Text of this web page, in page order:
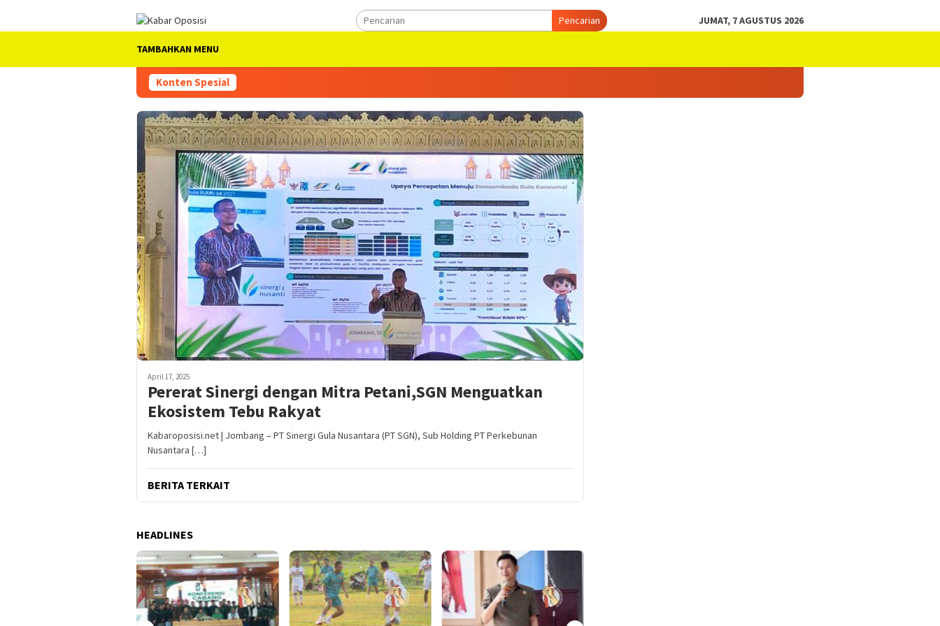
Pencarian JUMAT, 7 AGUSTUS 2026
TAMBAHKAN MENU
Konten Spesial
April 17, 2025
Pererat Sinergi dengan Mitra Petani,SGN Menguatkan
Ekosistem Tebu Rakyat
Kabaroposisi.net | Jombang – PT Sinergi Gula Nusantara (PT SGN), Sub Holding PT Perkebunan
Nusantara […]
BERITA TERKAIT
HEADLINES
De Meest Populaire Casino
Buiten Cruks: Bekijk Internet
Casino’s Buiten het
Nederlandse Register